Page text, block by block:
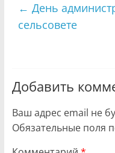
← День
сельсовете
Добавить
Ваш адрес email не
Обязательные поля